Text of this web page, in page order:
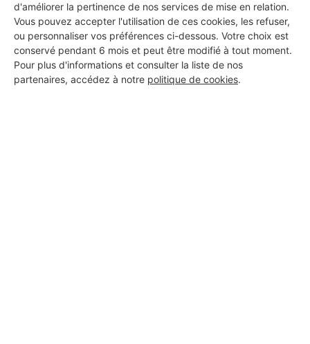
d'améliorer la pertinence de nos services de mise en relation.
Vous pouvez accepter l'utilisation de ces cookies, les refuser,
ou personnaliser vos préférences ci-dessous. Votre choix est
conservé pendant 6 mois et peut être modifié à tout moment.
Pour plus d'informations et consulter la liste de nos
partenaires, accédez à notre politique de cookies.